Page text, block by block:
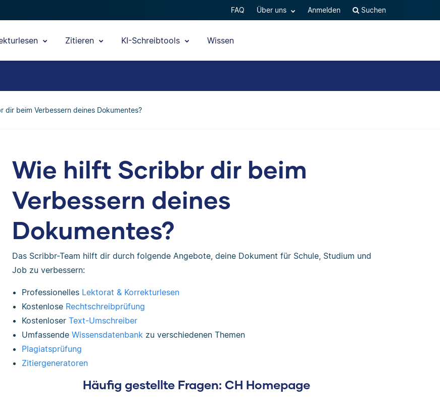
FAQ Über uns Anmelden Suchen
Zitieren KI-Schreibtools Wissen
dir beim Verbessern deines Dokumentes?
Wie hilft Scribbr dir beim
Verbessern deines
Dokumentes?
Das Scribbr-Team hilft dir durch folgende Angebote, deine Dokument für Schule, Studium und
Job zu verbessern:
Professionelles Lektorat & Korrekturlesen
Kostenlose Rechtschreibprüfung
KostenloserText-Umschreiber
UmfassendeWissensdatenbank zu verschiedenen Themen
Plagiatsprüfung
Zitiergeneratoren
Häufig gestellte Fragen: CH Homepage